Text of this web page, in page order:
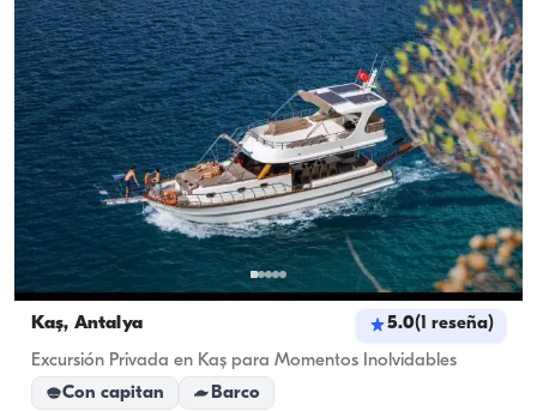
Kaş, Antalya 5.0(1 reseña)
Excursión Privada en Kaş para Momentos Inolvidables
Con capitan
Barco